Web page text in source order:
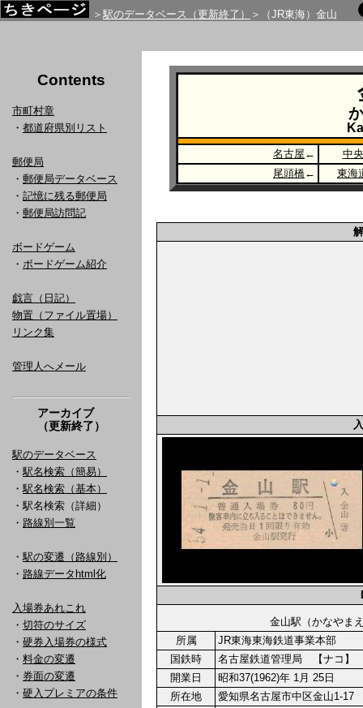
＞ 駅のデータベース（更新終了） ＞（JR東海）金山
Contents
市町村章
・ 都道府県別リスト
郵便局
・ 郵便局データベース
・ 記憶に残る郵便局
・ 郵便局訪問記
ボードゲーム
・ ボードゲーム紹介
戯言（日記）
物置（ファイル置場）
リンク集
管理人へメール
アーカイブ
（更新終了）
駅のデータベース
・ 駅名検索（簡易）
・ 駅名検索（基本）
・駅名検索（詳細）
・ 路線別一覧
・ 駅の変遷（路線別）
・ 路線データhtml化
入場券あれこれ
・ 切符のサイズ
・ 硬券入場券の様式
・ 料金の変遷
・ 券面の変遷
・ 硬入プレミアの条件
名古屋 ←
中
尾頭橋← 東海
金山駅（かなや
所属
JR東海東海鉄道事業本部
国鉄時
名古屋鉄道管理局 【ナコ】
開業日
昭和37(1962)年 1月 25日
所在地
愛知県名古屋市中区金山1-17